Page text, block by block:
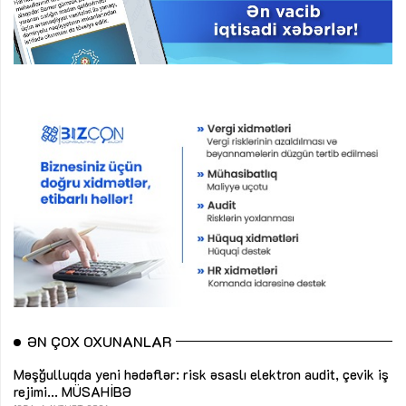
ƏN ÇOX OXUNANLAR
Məşğulluqda yeni hədəflər: risk əsaslı elektron audit, çevik iş
rejimi... MÜSAHİBƏ